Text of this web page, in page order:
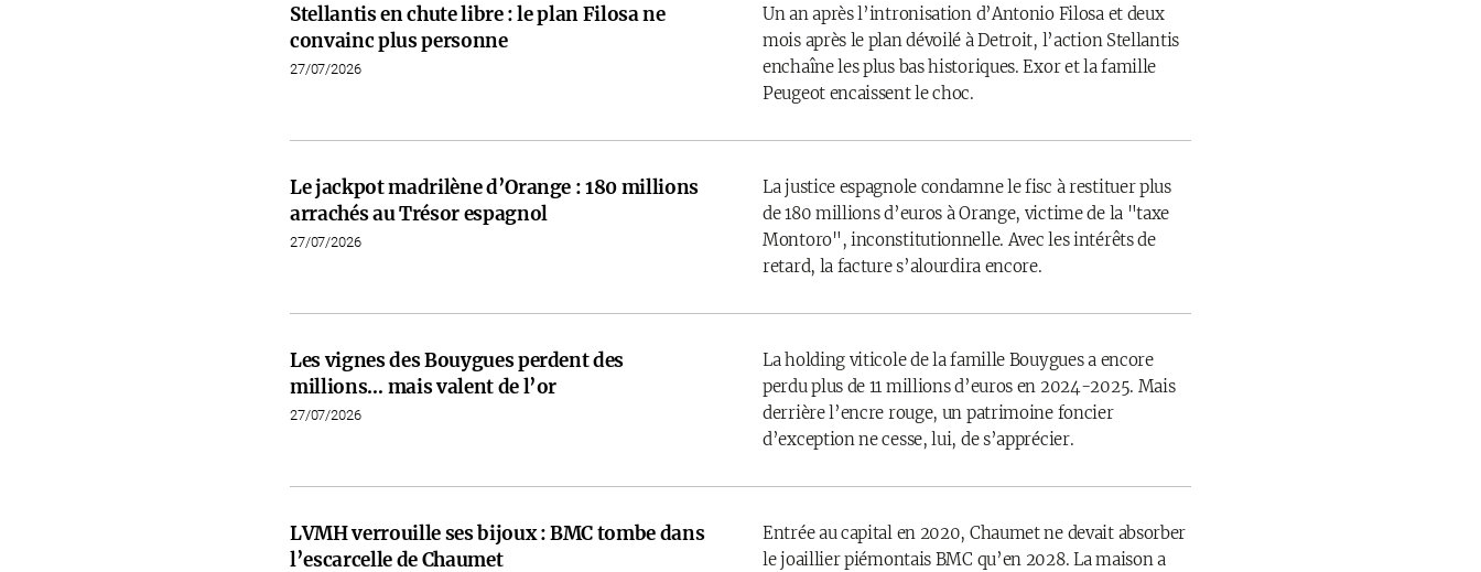
Stellantis en chute libre : le plan Filosa ne
convainc plus personne
27/07/2026
Un an après l’intronisation d’Antonio Filosa et deux
mois après le plan dévoilé à Detroit, l’action Stellantis
enchaîne les plus bas historiques. Exor et la famille
Peugeot encaissent le choc.
Le jackpot madrilène d’Orange : 180 millions
arrachés au Trésor espagnol
27/07/2026
La justice espagnole condamne le fisc à restituer plus
de 180 millions d’euros à Orange, victime de la "taxe
Montoro", inconstitutionnelle. Avec les intérêts de
retard, la facture s’alourdira encore.
Les vignes des Bouygues perdent des
millions… mais valent de l’or
27/07/2026
La holding viticole de la famille Bouygues a encore
perdu plus de 11 millions d’euros en 2024-2025. Mais
derrière l’encre rouge, un patrimoine foncier
d’exception ne cesse, lui, de s’apprécier.
LVMH verrouille ses bijoux : BMC tombe dans
l’escarcelle de Chaumet
Entrée au capital en 2020, Chaumet ne devait absorber
le joaillier piémontais BMC qu’en 2028. La maison a